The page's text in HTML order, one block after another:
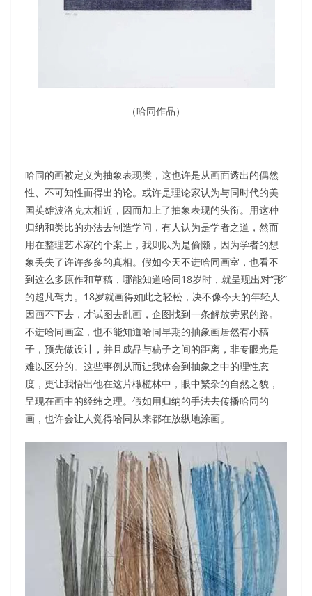
（哈同作品）
哈同的画被定义为抽象表现类，这也许是从画面透出的偶然
性、不可知性而得出的论。或许是理论家认为与同时代的美
国英雄波洛克太相近，因而加上了抽象表现的头衔。用这种
归纳和类比的办法去制造学问，有人认为是学者之道，然而
用在整理艺术家的个案上，我则以为是偷懒，因为学者的想
象丢失了许许多多的真相。假如今天不进哈同画室，也看不
到这么多原作和草稿，哪能知道哈同18岁时，就呈现出对“形”
的超凡驾力。18岁就画得如此之轻松，决不像今天的年轻人
因画不下去，才试图去乱画，企图找到一条解放劳累的路。
不进哈同画室，也不能知道哈同早期的抽象画居然有小稿
子，预先做设计，并且成品与稿子之间的距离，非专眼光是
难以区分的。这些事例从而让我体会到抽象之中的理性态
度，更让我悟出他在这片橄榄林中，眼中繁杂的自然之貌，
呈现在画中的经纬之理。假如用归纳的手法去传播哈同的
画，也许会让人觉得哈同从来都在放纵地涂画。